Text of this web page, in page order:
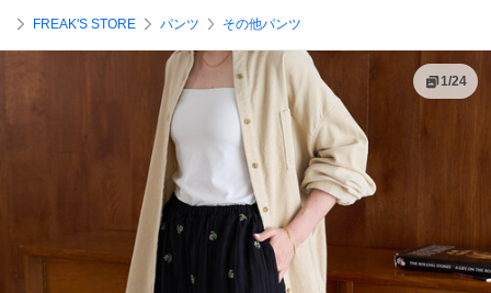
FREAK'S STORE パンツ その他パンツ
1/24